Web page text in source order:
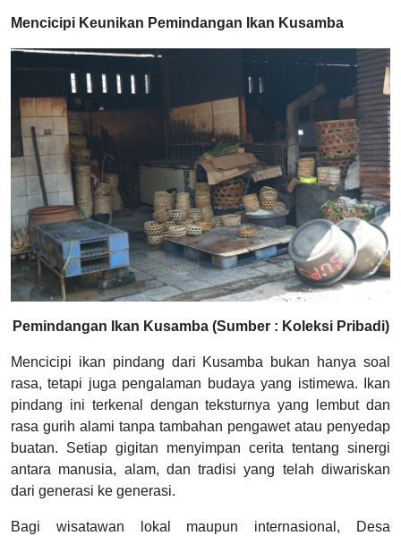
Mencicipi Keunikan Pemindangan Ikan Kusamba
Pemindangan Ikan Kusamba (Sumber : Koleksi Pribadi)
Mencicipi ikan pindang dari Kusamba bukan hanya soal
rasa, tetapi juga pengalaman budaya yang istimewa. Ikan
pindang ini terkenal dengan teksturnya yang lembut dan
rasa gurih alami tanpa tambahan pengawet atau penyedap
buatan. Setiap gigitan menyimpan cerita tentang sinergi
antara manusia, alam, dan tradisi yang telah diwariskan
dari generasi ke generasi.
Bagi wisatawan lokal maupun internasional, Desa